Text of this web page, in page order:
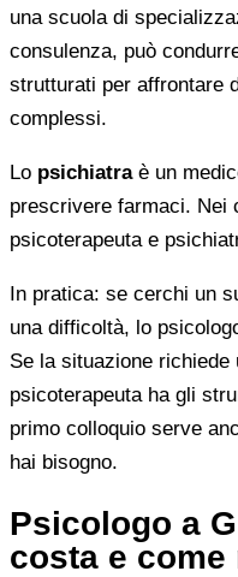
una scuola di
consulenza, può
strutturati per affrontare
complessi.
Lo psichiatraè un
prescrivere farmaci. Nei
psicoterapeuta e
In pratica: se cerchi un
una difficoltà, lo
Se la situazione
psicoterapeuta ha gli
primo colloquio serve
hai bisogno.
Psicologo a
costa e